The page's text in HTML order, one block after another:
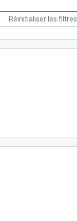
Réinitialiser les filtres